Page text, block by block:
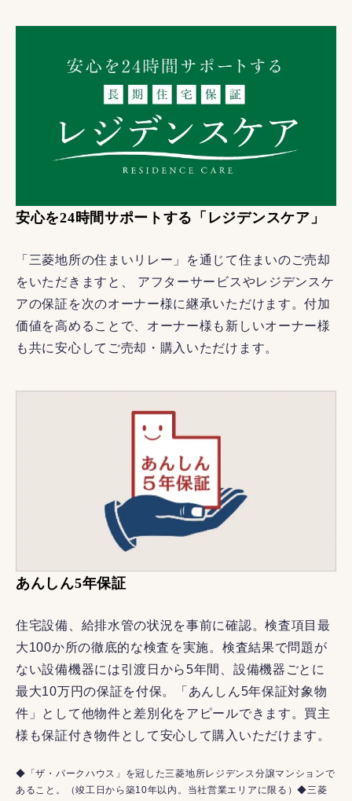
安心を24時間サポートする「レジデンスケア」
「三菱地所の住まいリレー」を通じて住まいのご売却
をいただきますと、 アフターサービスやレジデンスケ
アの保証を次のオーナー様に継承いただけます。付加
価値を高めることで、オーナー様も新しいオーナー様
も共に安心してご売却・購入いただけます。
あんしん5年保証
住宅設備、給排水管の状況を事前に確認。検査項目最
大100か所の徹底的な検査を実施。検査結果で問題が
ない設備機器には引渡日から5年間、設備機器ごとに
最大10万円の保証を付保。「あんしん5年保証対象物
件」として他物件と差別化をアピールできます。買主
様も保証付き物件として安心して購入いただけます。
◆「ザ・パークハウス」を冠した三菱地所レジデンス分譲マンションで
あること。（竣工日から築10年以内。当社営業エリアに限る）◆三菱